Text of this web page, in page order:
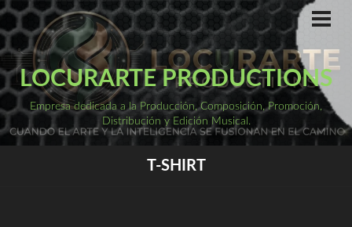
Saltar
al
contenido
LOCURARTE PRODUCTIONS
Empresa dedicada a la Producción, Composición, Promoción,
Distribución y Edición Musical.
T-SHIRT